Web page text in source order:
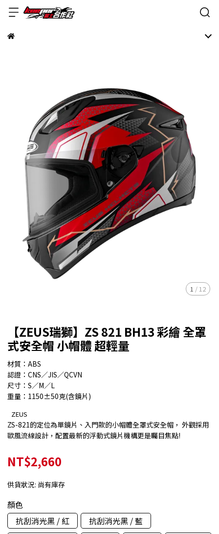
1 / 12
【ZEUS瑞獅】ZS 821 BH13 彩繪 全罩
式安全帽 小帽體 超輕量
材質：ABS
認證：CNS／JIS／QCVN
尺寸：S／M／L
重量：1150±50克(含鏡片)
ZEUS
ZS-821的定位為單鏡片、入門款的小帽體全罩式安全帽， 外觀採用
歐風流線設計，配置最新的浮動式鏡片機構更是矚目焦點!
NT$2,660
供貨狀況: 尚有庫存
顏色
抗刮消光黑 / 紅
抗刮消光黑 / 藍